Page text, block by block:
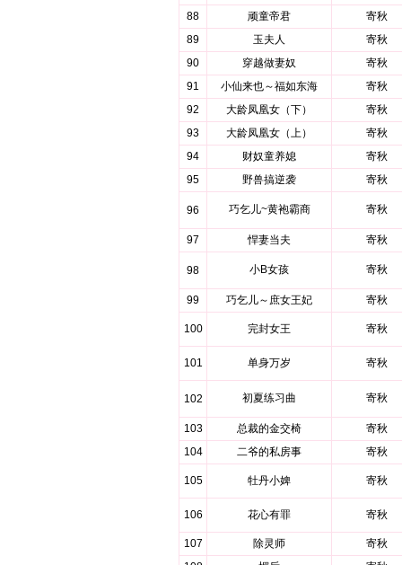
88
顽童帝君
寄秋
89
玉夫人
寄秋
90
穿越做妻奴
寄秋
91
小仙来也～福如东海
寄秋
92
大龄凤凰女（下）
寄秋
93
大龄凤凰女（上）
寄秋
94
财奴童养媳
寄秋
95
野兽搞逆袭 寄秋
96 巧乞儿~黄袍霸商 寄秋
97 悍妻当夫 寄秋
98 小B女孩 寄秋
99 巧乞儿～庶女王妃 寄秋
100 完封女王 寄秋
101 单身万岁 寄秋
102 初夏练习曲 寄秋
103 总裁的金交椅
寄秋
104
二爷的私房事 寄秋
105 牡丹小婢 寄秋
106 花心有罪 寄秋
107 除灵师
寄秋